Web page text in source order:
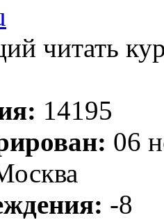
читать
14195
06
-8